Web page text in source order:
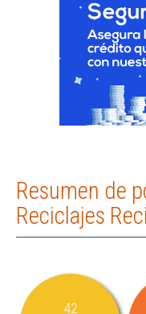
Resumen de
Reciclajes
42